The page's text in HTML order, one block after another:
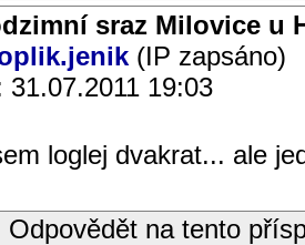
sraz Milovice u
(IP zapsáno)
31.07.2011 19:03
loglej dvakrat... ale
Odpovědět na tento